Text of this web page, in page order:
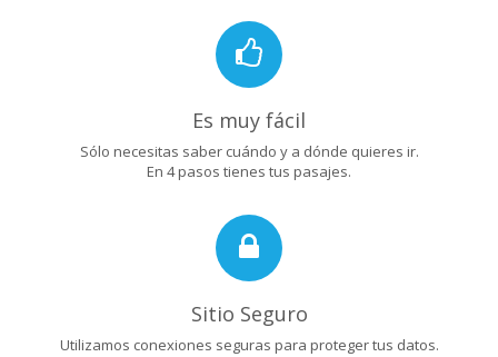
Es muy fácil
Sólo necesitas saber cuándo y a dónde quieres ir.
En 4 pasos tienes tus pasajes.
Sitio Seguro
Utilizamos conexiones seguras para proteger tus datos.